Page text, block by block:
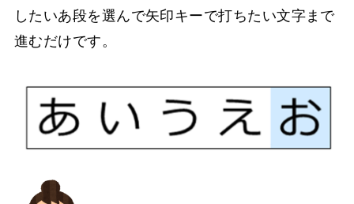
したいあ段を選んで矢印キーで打ちたい文字まで
進むだけです。